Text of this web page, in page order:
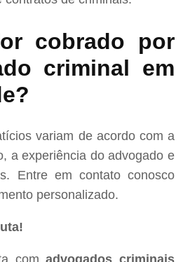
cobrado por
criminal em
variam de acordo com a
a experiência do advogado e
Entre em contato conosco
personalizado.